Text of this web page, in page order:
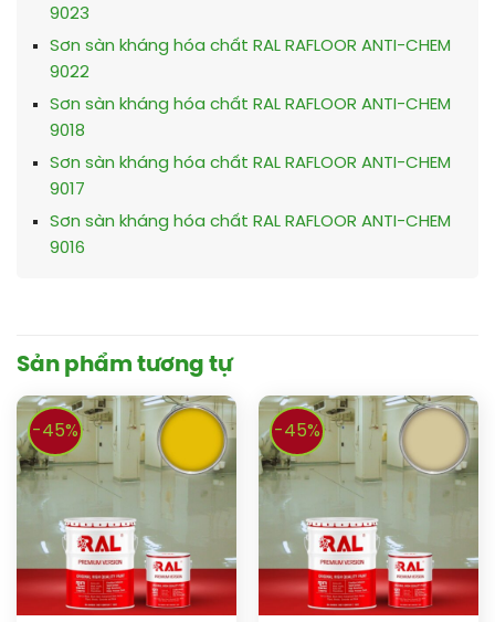
9023
Sơn sàn kháng hóa chất RAL RAFLOOR ANTI-CHEM
9022
Sơn sàn kháng hóa chất RAL RAFLOOR ANTI-CHEM
9018
Sơn sàn kháng hóa chất RAL RAFLOOR ANTI-CHEM
9017
Sơn sàn kháng hóa chất RAL RAFLOOR ANTI-CHEM
9016
Sản phẩm tương tự
-45% -45%